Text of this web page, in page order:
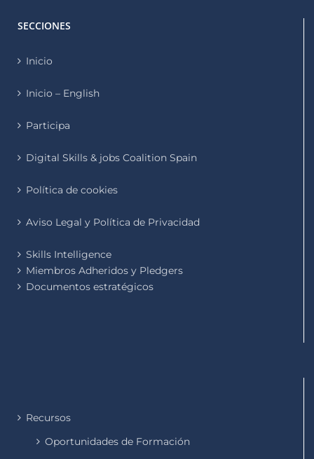
SECCIONES
Inicio
Inicio – English
Participa
Digital Skills & jobs Coalition Spain
Política de cookies
Aviso Legal y Política de Privacidad
Skills Intelligence
Miembros Adheridos y Pledgers
Documentos estratégicos
Recursos
Oportunidades de Formación